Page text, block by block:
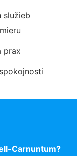
služieb
prax
Carnuntum?